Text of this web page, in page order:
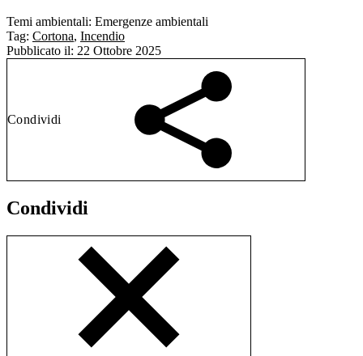
Temi ambientali: Emergenze ambientali
Tag: Cortona, Incendio
Pubblicato il: 22 Ottobre 2025
Condividi
Condividi